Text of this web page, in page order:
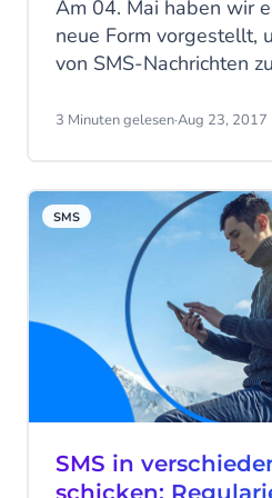
Am 04. Mai haben wir
neue Form vorgestellt,
von SMS-Nachrichten
Ihrer SMS-Kanäle
Überprüfungen der
in diesem Bereich
3 Minuten gelesen·Aug 23, 2017
SMS
SMS in
schicken: